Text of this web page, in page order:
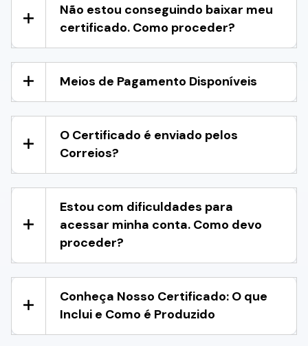
Não estou conseguindo baixar meu
certificado. Como proceder?
Meios de Pagamento Disponíveis
O Certificado é enviado pelos
Correios?
Estou com dificuldades para
acessar minha conta. Como devo
proceder?
Conheça Nosso Certificado: O que
Inclui e Como é Produzido